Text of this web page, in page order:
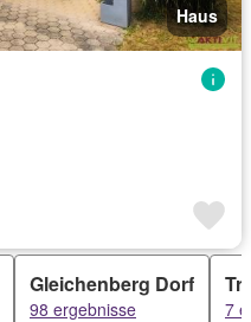
Haus
Gleichenberg Dorf
98 ergebnisse 7